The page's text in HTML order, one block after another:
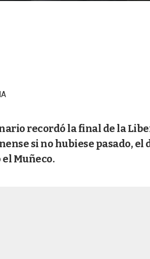
recordó la final de la
si no hubiese pasado,
Muñeco.